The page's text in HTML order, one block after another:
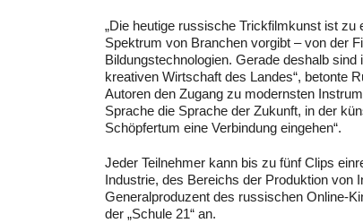
„Die heutige russische Trickfilmkunst ist
Spektrum von Branchen vorgibt – von der
Bildungstechnologien. Gerade deshalb
kreativen Wirtschaft des Landes“, betonte
Autoren den Zugang zu modernsten
Sprache die Sprache der Zukunft, in der
Schöpfertum eine Verbindung eingehen“.
Jeder Teilnehmer kann bis zu fünf Clips
Industrie, des Bereichs der Produktion
Generalproduzent des russischen Online-
der „Schule 21“ an.